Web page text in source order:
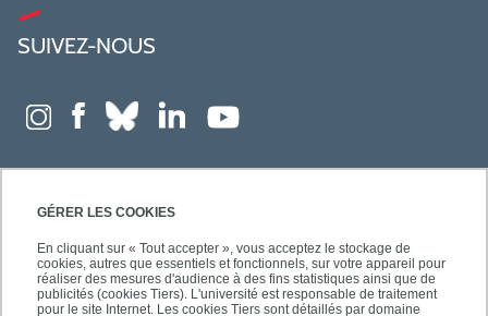
GÉRER LES COOKIES
En cliquant sur « Tout accepter », vous acceptez le stockage de
cookies, autres que essentiels et fonctionnels, sur votre appareil pour
réaliser des mesures d'audience à des fins statistiques ainsi que de
publicités (cookies Tiers). L'université est responsable de traitement
pour le site Internet. Les cookies Tiers sont détaillés par domaine
SUIVEZ-NOUS